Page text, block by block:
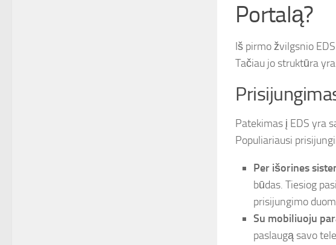
Portalą?
Iš pirmo žvilgsnio
Tačiau jo struktūra
Patekimas į EDS yra
Populiariausi
Per išorines
būdas. Tiesiog
prisijungimo
Su mobiliuoju
paslaugą savo